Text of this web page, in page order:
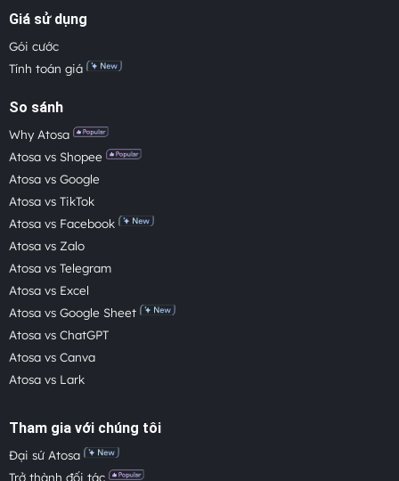
Giá sử dụng
Gói cước
Tính toán giá
So sánh
Why Atosa
Atosa vs Shopee
Atosa vs Google
Atosa vs TikTok
Atosa vs Facebook
Atosa vs Zalo
Atosa vs Telegram
Atosa vs Excel
Atosa vs Google Sheet
Atosa vs ChatGPT
Atosa vs Canva
Atosa vs Lark
Tham gia với chúng tôi
Đại sứ Atosa
Trở thành đối tác